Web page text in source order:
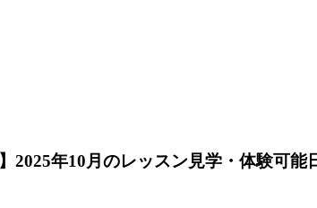
2025年10月のレッスン見学・体験可能